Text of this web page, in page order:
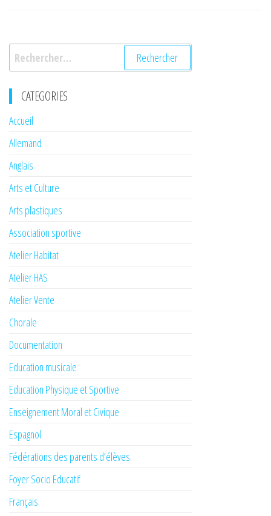
Rechercher :
CATEGORIES
Accueil
Allemand
Anglais
Arts et Culture
Arts plastiques
Association sportive
Atelier Habitat
Atelier HAS
Atelier Vente
Chorale
Documentation
Education musicale
Education Physique et Sportive
Enseignement Moral et Civique
Espagnol
Fédérations des parents d’élèves
Foyer Socio Educatif
Français